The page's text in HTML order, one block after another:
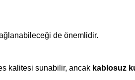
de önemlidir.
kalitesi sunabilir, ancak kablosuz